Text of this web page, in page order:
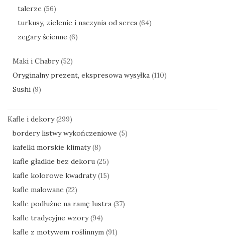
talerze (56)
turkusy, zielenie i naczynia od serca (64)
zegary ścienne (6)
Maki i Chabry (52)
Oryginalny prezent, ekspresowa wysyłka (110)
Sushi (9)
Kafle i dekory (299)
bordery listwy wykończeniowe (5)
kafelki morskie klimaty (8)
kafle gładkie bez dekoru (25)
kafle kolorowe kwadraty (15)
kafle malowane (22)
kafle podłużne na ramę lustra (37)
kafle tradycyjne wzory (94)
kafle z motywem roślinnym (91)